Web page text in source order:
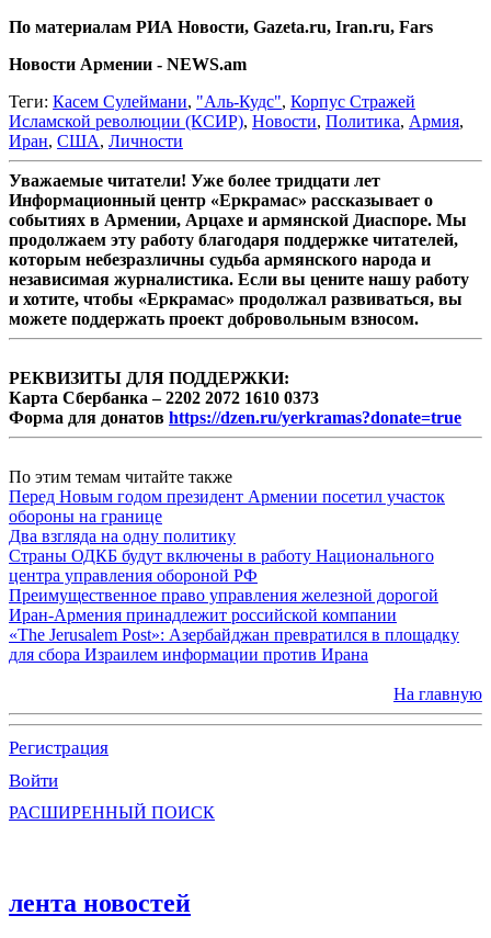
По материалам РИА Новости, Gazeta.ru, Iran.ru, Fars
Новости Армении - NEWS.am
Теги: Касем Сулеймани, "Аль-Кудс", Корпус Стражей
Исламской революции (КСИР), Новости, Политика, Армия,
Иран, США, Личности
Уважаемые читатели! Уже более тридцати лет
Информационный центр «Еркрамас» рассказывает о
событиях в Армении, Арцахе и армянской Диаспоре. Мы
продолжаем эту работу благодаря поддержке читателей,
которым небезразличны судьба армянского народа и
независимая журналистика. Если вы цените нашу работу
и хотите, чтобы «Еркрамас» продолжал развиваться, вы
можете поддержать проект добровольным взносом.
РЕКВИЗИТЫ ДЛЯ ПОДДЕРЖКИ:
Карта Сбербанка – 2202 2072 1610 0373
Форма для донатов https://dzen.ru/yerkramas?donate=true
По этим темам читайте также
Перед Новым годом президент Армении посетил участок
обороны на границе
Два взгляда на одну политику
Страны ОДКБ будут включены в работу Национального
центра управления обороной РФ
Преимущественное право управления железной дорогой
Иран-Армения принадлежит российской компании
«The Jerusalem Post»: Азербайджан превратился в площадку
для сбора Израилем информации против Ирана
На главную
Регистрация
Войти
РАСШИРЕННЫЙ ПОИСК
лента новостей